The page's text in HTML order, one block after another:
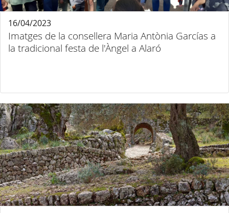
Imatges de la consellera Maria Antònia Garcías a
la tradicional festa de l'Àngel a Alaró
16/04/2023